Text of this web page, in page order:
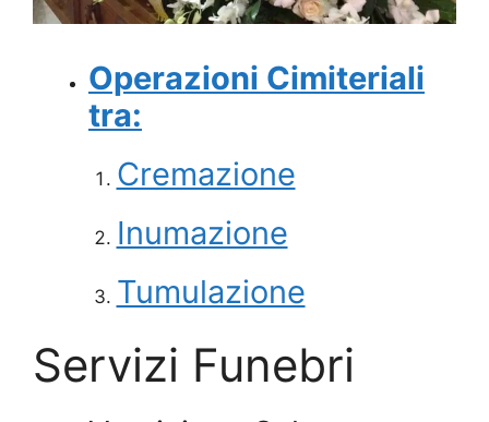
Operazioni Cimiteriali
tra:
Cremazione
Inumazione
Tumulazione
Servizi Funebri